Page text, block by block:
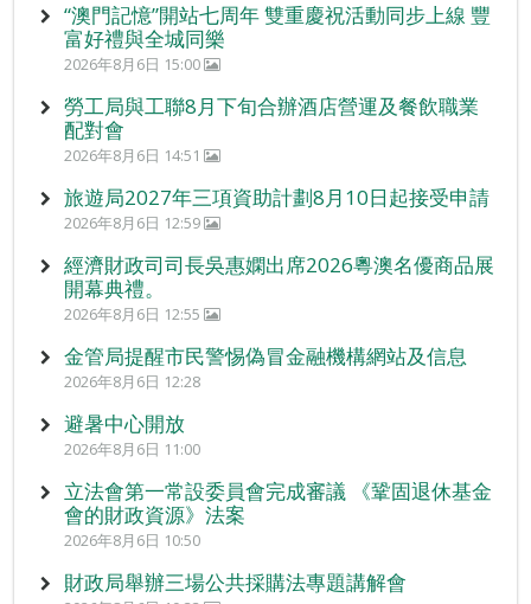
“澳門記憶”開站七周年 雙重慶祝活動同步上線 豐
富好禮與全城同樂
2026年8月6日 15:00
勞工局與工聯8月下旬合辦酒店營運及餐飲職業
配對會
2026年8月6日 14:51
旅遊局2027年三項資助計劃8月10日起接受申請
2026年8月6日 12:59
經濟財政司司長吳惠嫻出席2026粵澳名優商品展
開幕典禮。
2026年8月6日 12:55
金管局提醒市民警惕偽冒金融機構網站及信息
2026年8月6日 12:28
避暑中心開放
2026年8月6日 11:00
立法會第一常設委員會完成審議 《鞏固退休基金
會的財政資源》法案
2026年8月6日 10:50
財政局舉辦三場公共採購法專題講解會